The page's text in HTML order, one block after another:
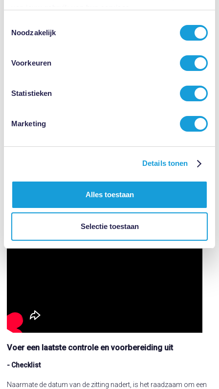
Noodzakelijk
Voorkeuren
Statistieken
Marketing
Details tonen
Alles toestaan
Selectie toestaan
Voer een laatste controle en voorbereiding uit
- Checklist
Naarmate de datum van de zitting nadert, is het raadzaam om een